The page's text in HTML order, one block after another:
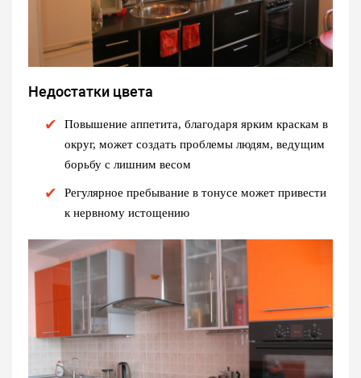
Недостатки цвета
Повышение аппетита, благодаря ярким краскам в
округ, может создать проблемы людям, ведущим
борьбу с лишним весом
Регулярное пребывание в тонусе может привести
к нервному истощению